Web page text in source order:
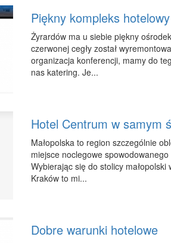
Piękny kompleks
Żyrardów ma u siebie piękny
czerwonej cegły został
organizacja konferencji, mamy do
nas katering. Je...
Hotel Centrum w samym
Małopolska to region szczególnie
miejsce noclegowe
Wybierając się do stolicy
Kraków to mi...
Dobre warunki hotelowe